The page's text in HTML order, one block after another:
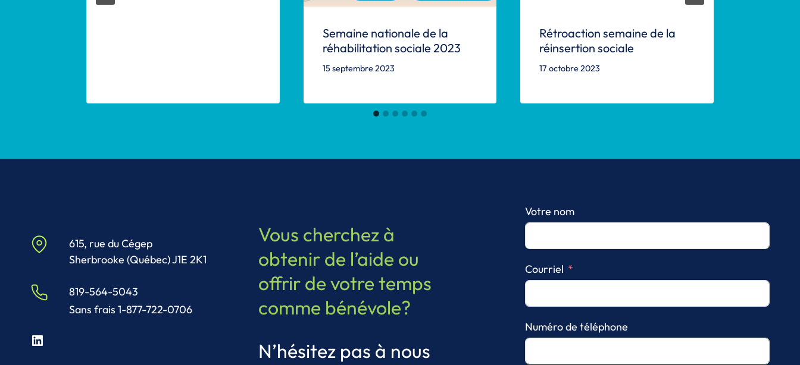
Semaine nationale de la
réhabilitation sociale 2023
15 septembre 2023
Rétroaction semaine de la
réinsertion sociale
17 octobre 2023
615, rue du Cégep
Sherbrooke (Québec) J1E 2K1
819-564-5043
Sans frais 1-877-722-0706
LinkedIn
Vous cherchez à
obtenir de l’aide ou
offrir de votre temps
comme bénévole?
N’hésitez pas à nous
Votre nom
Courriel
Numéro de téléphone